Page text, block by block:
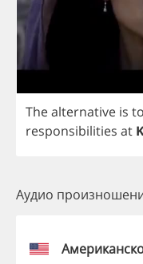
Thealternative is to
responsibilities at
Аудио